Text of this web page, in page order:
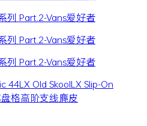
44LX Old SkoolLX Slip-On
格高阶支线麂皮